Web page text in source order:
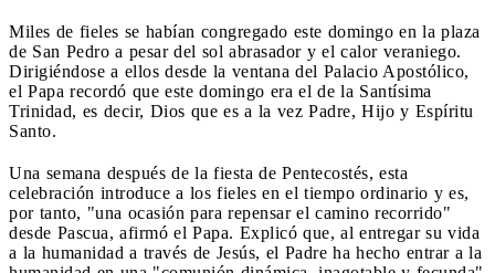
Miles de fieles se habían congregado este domingo en la plaza
de San Pedro a pesar del sol abrasador y el calor veraniego.
Dirigiéndose a ellos desde la ventana del Palacio Apostólico,
el Papa recordó que este domingo era el de la Santísima
Trinidad, es decir, Dios que es a la vez Padre, Hijo y Espíritu
Santo.
Una semana después de la fiesta de Pentecostés, esta
celebración introduce a los fieles en el tiempo ordinario y es,
por tanto, "una ocasión para repensar el camino recorrido"
desde Pascua, afirmó el Papa. Explicó que, al entregar su vida
a la humanidad a través de Jesús, el Padre ha hecho entrar a la